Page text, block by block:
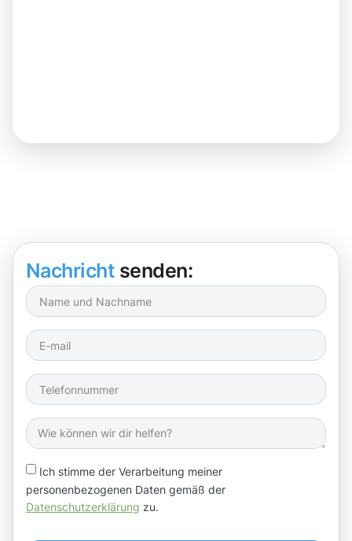
Nachricht senden:
Ich stimme der Verarbeitung meiner
personenbezogenen Daten gemäß der
Datenschutzerklärung zu.